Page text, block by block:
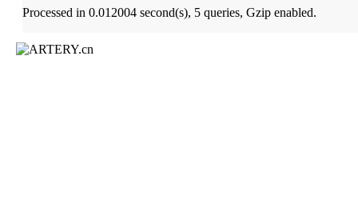
Processed in 0.012004 second(s), 5 queries, Gzip enabled.